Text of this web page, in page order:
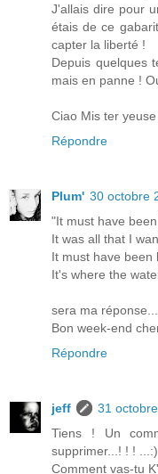
J'allais dire pour
étais de ce
capter la liberté !
Depuis quelques
mais en panne !
Ciao Mis ter yeuse
Répondre
Plum' 30 octobre
"It must have
It was all that I
It must have been
It's where the
sera ma réponse...
Bon week-end
Répondre
jeff
31
Tiens ! Un
supprimer...! ! ! ...:)
Comment vas-tu